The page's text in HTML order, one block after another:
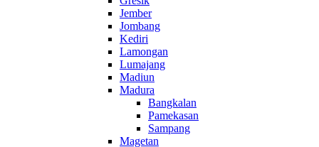
Jember
Jombang
Kediri
Lamongan
Lumajang
Madiun
Madura
Bangkalan
Pamekasan
Sampang
Magetan